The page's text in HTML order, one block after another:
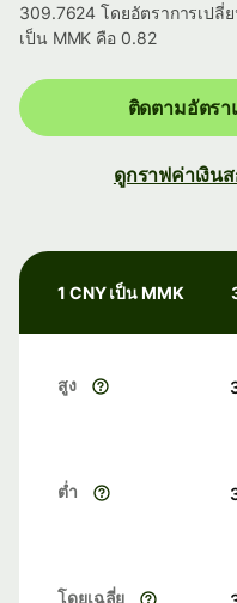
309.7624 โดยอัตราการเปลี่
เป็น MMK คือ 0.82
ติดตามอัตรา
ดูกราฟค่าเงิน
1 CNY เป็น MMK
สูง
ต่ำ
โดยเฉลี่ย